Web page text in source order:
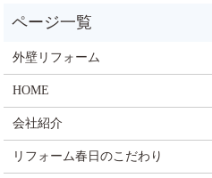
外壁リフォーム
HOME
会社紹介
リフォーム春日のこだわり